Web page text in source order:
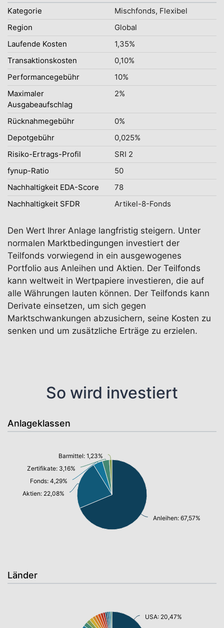
Kategorie
Mischfonds, Flexibel
Region
Global
Laufende Kosten
1,35%
Transaktionskosten
0,10%
Performancegebühr
10%
Maximaler
Ausgabeaufschlag
2%
Rücknahmegebühr
0%
Depotgebühr
0,025%
Risiko-Ertrags-Profil
SRI 2
fynup-Ratio
50
Nachhaltigkeit EDA-Score
78
Nachhaltigkeit SFDR
Artikel-8-Fonds
Den Wert Ihrer Anlage langfristig steigern. Unter
normalen Marktbedingungen investiert der
Teilfonds vorwiegend in ein ausgewogenes
Portfolio aus Anleihen und Aktien. Der Teilfonds
kann weltweit in Wertpapiere investieren, die auf
alle Währungen lauten können. Der Teilfonds kann
Derivate einsetzen, um sich gegen
Marktschwankungen abzusichern, seine Kosten zu
senken und um zusätzliche Erträge zu erzielen.
So wird investiert
Anlageklassen
Anleihen: 67,57%
Aktien: 22,08%
Fonds: 4,29%
Zertifikate: 3,16%
Barmittel: 1,23%
Länder
USA: 20,47%